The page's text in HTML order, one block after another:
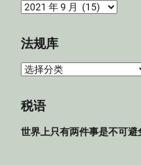
归
法规库
法
库
税语
世界上只有两件事是不可避